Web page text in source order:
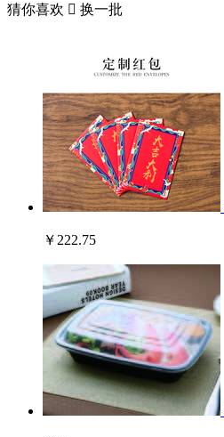
猜你喜欢  换一批
￥222.75